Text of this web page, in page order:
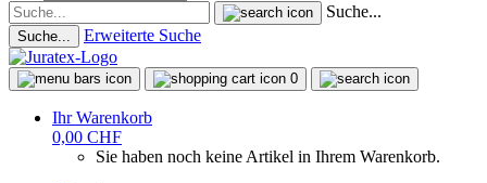
Suche...
Suche... Erweiterte Suche
0
Ihr Warenkorb
0,00 CHF
Sie haben noch keine Artikel in Ihrem Warenkorb.